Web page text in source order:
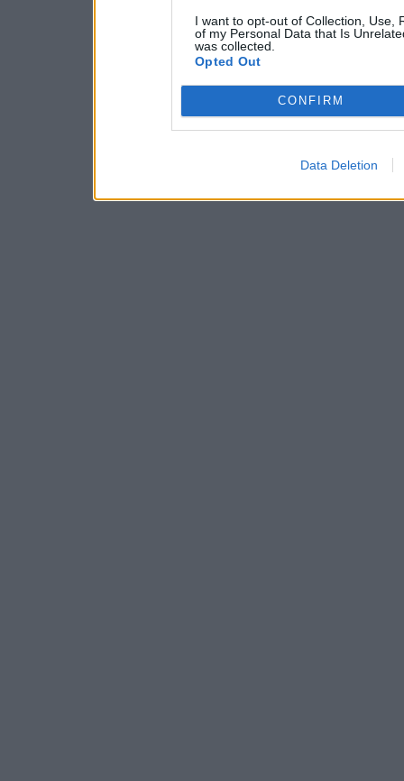
I want to opt-out of Collection, Use,
of my Personal Data that Is
was collected.
Opted Out
CONFIRM
Data Deletion